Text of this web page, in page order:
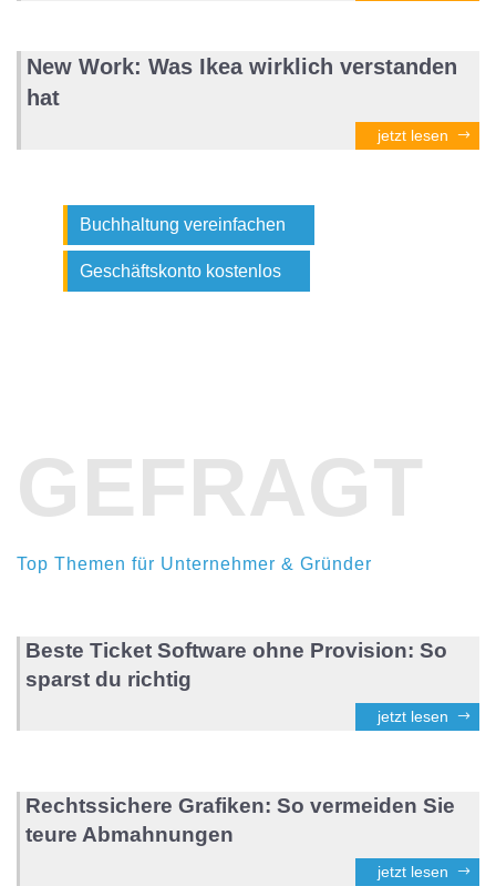
New Work: Was Ikea wirklich verstanden
hat
jetzt lesen
Buchhaltung vereinfachen
Geschäftskonto kostenlos
GEFRAGT
Top Themen für Unternehmer & Gründer
Beste Ticket Software ohne Provision: So
sparst du richtig
jetzt lesen
Rechtssichere Grafiken: So vermeiden Sie
teure Abmahnungen
jetzt lesen